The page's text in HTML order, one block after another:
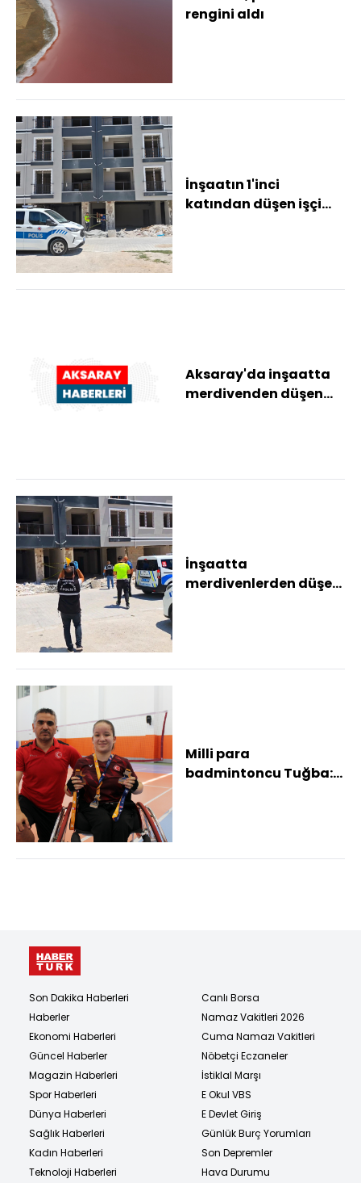
rengini aldı
İnşaatın 1'inci
katından düşen işçi
Aksaray'da inşaatta
merdivenden düşen
İnşaatta
merdivenlerden düşen
Milli para
badmintoncu Tuğba:
Son Dakika Haberleri
Haberler
Ekonomi Haberleri
Güncel Haberler
Magazin Haberleri
Spor Haberleri
Dünya Haberleri
Sağlık Haberleri
Kadın Haberleri
Teknoloji Haberleri
Canlı Borsa
Namaz Vakitleri 2026
Cuma Namazı Vakitleri
Nöbetçi Eczaneler
İstiklal Marşı
E Okul VBS
E Devlet Giriş
Günlük Burç Yorumları
Son Depremler
Hava Durumu